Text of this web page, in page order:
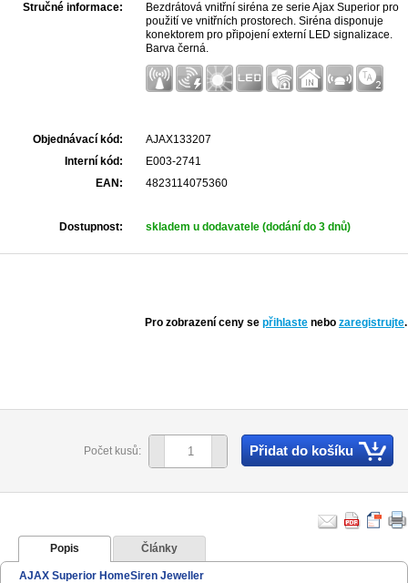
Stručné informace:
Bezdrátová vnitřní siréna ze serie Ajax Superior pro
použití ve vnitřních prostorech. Siréna disponuje
konektorem pro připojení externí LED signalizace.
Barva černá.
Objednávací kód:
AJAX133207
Interní kód:
E003-2741
EAN:
4823114075360
Dostupnost: skladem u dodavatele (dodání do 3 dnů)
Pro zobrazení ceny se přihlaste nebo zaregistrujte.
Počet kusů: Přidat do košíku
Popis Články
AJAX Superior HomeSiren Jeweller